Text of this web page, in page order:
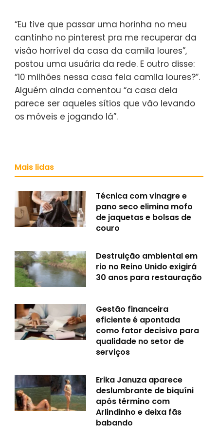
“Eu tive que passar uma horinha no meu
cantinho no pinterest pra me recuperar da
visão horrível da casa da camila loures”,
postou uma usuária da rede. E outro disse:
“10 milhões nessa casa feia camila loures?”.
Alguém ainda comentou “a casa dela
parece ser aqueles sítios que vão levando
os móveis e jogando lá”.
Mais lidas
Técnica com vinagre e
pano seco elimina mofo
de jaquetas e bolsas de
couro
Destruição ambiental em
rio no Reino Unido exigirá
30 anos para restauração
Gestão financeira
eficiente é apontada
como fator decisivo para
qualidade no setor de
serviços
Erika Januza aparece
deslumbrante de biquíni
após término com
Arlindinho e deixa fãs
babando